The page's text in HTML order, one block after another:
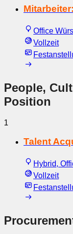
Office
Vollzeit
People,
Position
1
Talent
Hybrid,
Vollzeit